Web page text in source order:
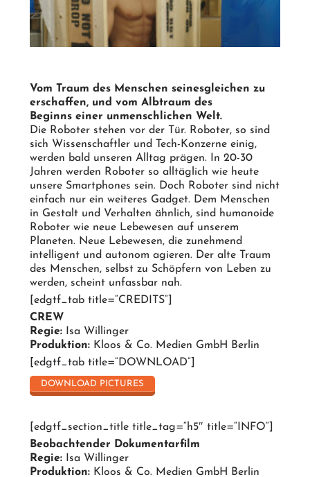
Vom Traum des Menschen seinesgleichen zu
erschaffen, und vom Albtraum des
Beginns einer unmenschlichen Welt.
Die Roboter stehen vor der Tür. Roboter, so sind
sich Wissenschaftler und Tech-Konzerne einig,
werden bald unseren Alltag prägen. In 20-30
Jahren werden Roboter so alltäglich wie heute
unsere Smartphones sein. Doch Roboter sind nicht
einfach nur ein weiteres Gadget. Dem Menschen
in Gestalt und Verhalten ähnlich, sind humanoide
Roboter wie neue Lebewesen auf unserem
Planeten. Neue Lebewesen, die zunehmend
intelligent und autonom agieren. Der alte Traum
des Menschen, selbst zu Schöpfern von Leben zu
werden, scheint unfassbar nah.
[edgtf_tab title=“CREDITS“]
CREW
Regie:Isa Willinger
Produktion:Kloos & Co. Medien GmbH Berlin
[edgtf_tab title=“DOWNLOAD“]
DOWNLOAD PICTURES
[edgtf_section_title title_tag=“h5″ title=“INFO“]
Beobachtender Dokumentarfilm
Regie:Isa Willinger
Produktion:Kloos & Co. Medien GmbH Berlin